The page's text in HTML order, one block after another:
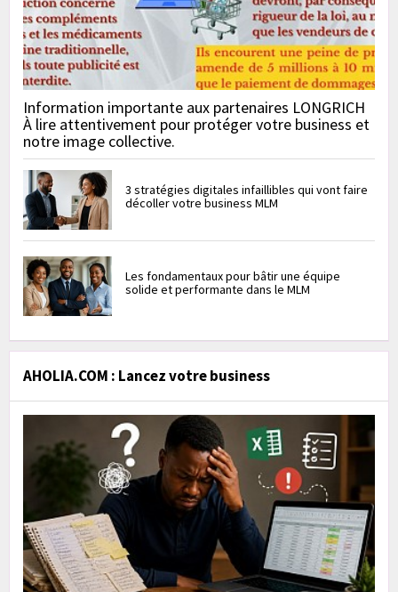
Information importante aux partenaires LONGRICH
À lire attentivement pour protéger votre business et
notre image collective.
3 stratégies digitales infaillibles qui vont faire
décoller votre business MLM
Les fondamentaux pour bâtir une équipe
solide et performante dans le MLM
AHOLIA.COM : Lancez votre business